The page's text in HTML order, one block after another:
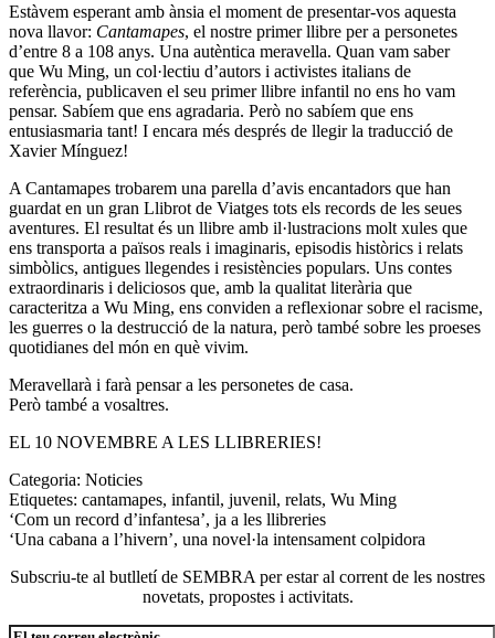
Estàvem esperant amb ànsia el moment de presentar-vos aquesta
nova llavor: Cantamapes, el nostre primer llibre per a personetes
d’entre 8 a 108 anys. Una autèntica meravella. Quan vam saber
que Wu Ming, un col·lectiu d’autors i activistes italians de
referència, publicaven el seu primer llibre infantil no ens ho vam
pensar. Sabíem que ens agradaria. Però no sabíem que ens
entusiasmaria tant! I encara més després de llegir la traducció de
Xavier Mínguez!
A Cantamapes trobarem una parella d’avis encantadors que han
guardat en un gran Llibrot de Viatges tots els records de les seues
aventures. El resultat és un llibre amb il·lustracions molt xules que
ens transporta a països reals i imaginaris, episodis històrics i relats
simbòlics, antigues llegendes i resistències populars. Uns contes
extraordinaris i deliciosos que, amb la qualitat literària que
caracteritza a Wu Ming, ens conviden a reflexionar sobre el racisme,
les guerres o la destrucció de la natura, però també sobre les proeses
quotidianes del món en què vivim.
Meravellarà i farà pensar a les personetes de casa.
Però també a vosaltres.
EL 10 NOVEMBRE A LES LLIBRERIES!
Categoria: Noticies
Etiquetes: cantamapes, infantil, juvenil, relats, Wu Ming
Navegació
d'entrades
Entrada
anterior:
‘Com un record d’infantesa’, ja a les llibreries
Pròxima
‘Una cabana a l’hivern’, una novel·la intensament colpidora
Subscriu-te al butlletí de SEMBRA per estar al corrent de les nostres
novetats, propostes i activitats.